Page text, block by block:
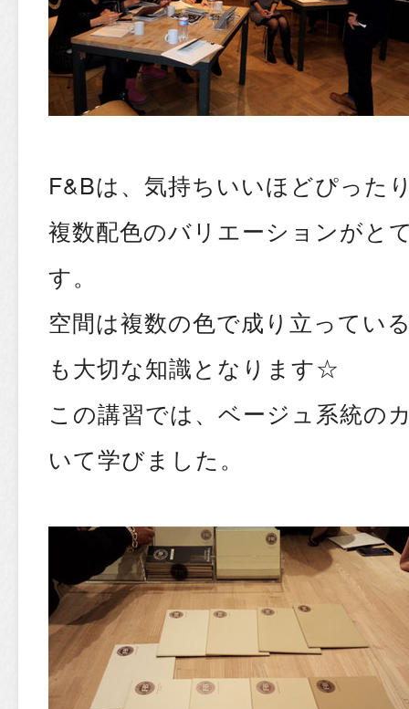
F&Bは、気持ちいいほどぴった
複数配色のバリエーションがと
す。
空間は複数の色で成り立ってい
も大切な知識となります☆
この講習では、ベージュ系統の
いて学びました。